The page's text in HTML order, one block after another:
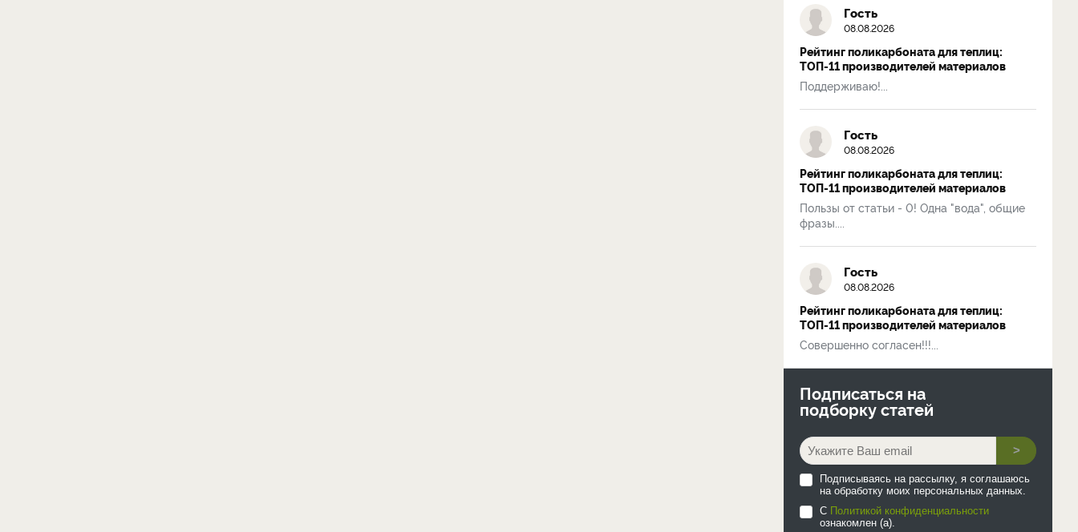
Гость
08.08.2026
Рейтинг поликарбоната для теплиц:
ТОП-11 производителей материалов
Поддерживаю!...
Гость
08.08.2026
Рейтинг поликарбоната для теплиц:
ТОП-11 производителей материалов
Пользы от статьи - 0! Одна "вода", общие
фразы....
Гость
08.08.2026
Рейтинг поликарбоната для теплиц:
ТОП-11 производителей материалов
Совершенно согласен!!!...
Подписаться на
подборку статей
>
Подписываясь на рассылку, я соглашаюсь
на обработку моих персональных данных.
С Политикой конфиденциальности
ознакомлен (а).